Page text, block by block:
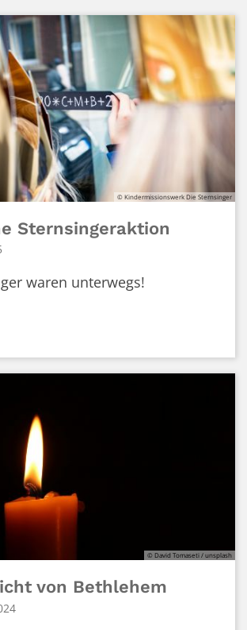
© Kindermissionswerk Die Sternsinger
Sternsingeraktion
waren unterwegs!
© David Tomaseti / unsplash
von Bethlehem